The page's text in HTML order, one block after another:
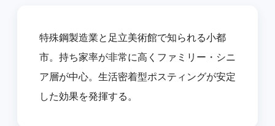
特殊鋼製造業と足立美術館で知られる小都
市。持ち家率が非常に高くファミリー・シニ
ア層が中心。生活密着型ポスティングが安定
した効果を発揮する。